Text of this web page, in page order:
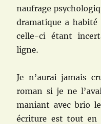
naufrage
dramatique a
celle-ci étant
ligne.
Je n’aurai jamais
roman si je ne
maniant avec brio
écriture est tout en